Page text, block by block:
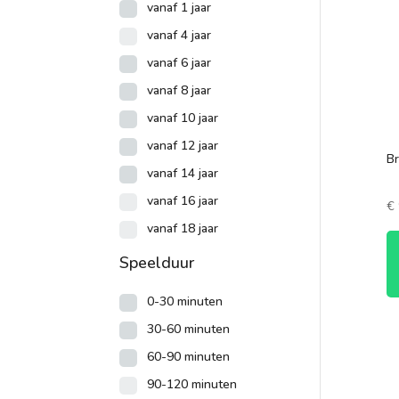
€
vanaf 1 jaar
vanaf 4 jaar
vanaf 6 jaar
vanaf 8 jaar
vanaf 10 jaar
vanaf 12 jaar
vanaf 14 jaar
vanaf 16 jaar
vanaf 18 jaar
Speelduur
0-30 minuten
30-60 minuten
60-90 minuten
90-120 minuten